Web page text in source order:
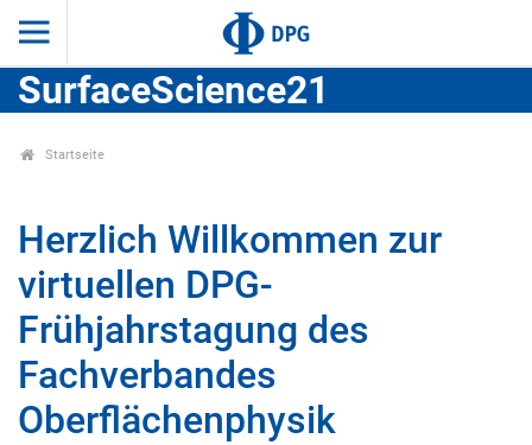
SurfaceScience21
Startseite
Herzlich Willkommen zur
virtuellen DPG-
Frühjahrstagung des
Fachverbandes
Oberflächenphysik